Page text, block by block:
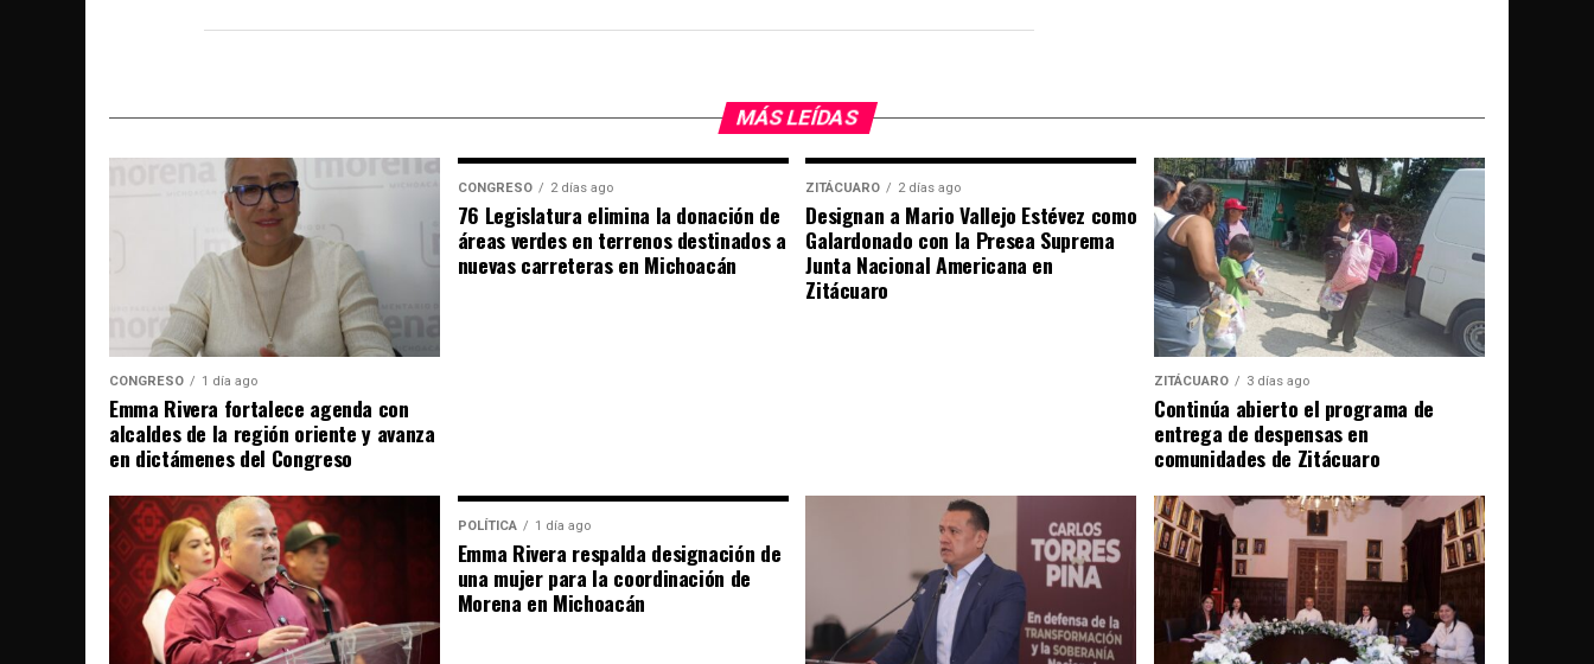
MÁS LEÍDAS
CONGRESO 1 día ago
Emma Rivera fortalece agenda con
alcaldes de la región oriente y avanza
en dictámenes del Congreso
CONGRESO 2 días ago
76 Legislatura elimina la donación de
áreas verdes en terrenos destinados a
nuevas carreteras en Michoacán
ZITÁCUARO 2 días ago
Designan a Mario Vallejo Estévez como
Galardonado con la Presea Suprema
Junta Nacional Americana en
Zitácuaro
ZITÁCUARO 3 días ago
Continúa abierto el programa de
entrega de despensas en
comunidades de Zitácuaro
POLÍTICA 1 día ago
Emma Rivera respalda designación de
una mujer para la coordinación de
Morena en Michoacán